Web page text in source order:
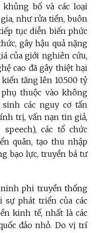
bố và các loại
như rửa tiền, buôn
tục diễn biến phức
gây hậu quả nặng
của giới nghiên cứu,
cao đã gây thiệt hại
tăng lên 10.500 tỷ
phụ thuộc vào không
các nguy cơ tấn
trị, vấn nạn tin giả,
các tổ chức
quân, tạo thu nhập
bạo lực, truyền bá tư
ninh phi truyền thống
sự phát triển của các
kinh tế, nhất là các
đảo nhỏ. Do vị trí